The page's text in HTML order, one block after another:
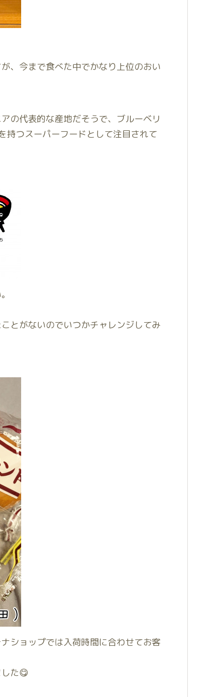
、今まで食べた中でかなり上位のおい
の代表的な産地だそうで、ブルーベリ
持つスーパーフードとして注目されて
とがないのでいつかチャレンジしてみ
ショップでは入荷時間に合わせてお客
た😋